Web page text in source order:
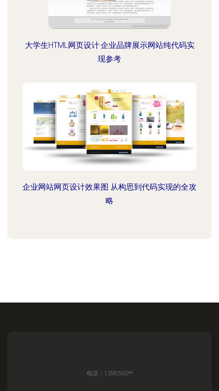
大学生HTML网页设计·企业品牌展示网站纯代码实
现参考
企业网站网页设计效果图 从构思到代码实现的全攻
略
电话：1398560**